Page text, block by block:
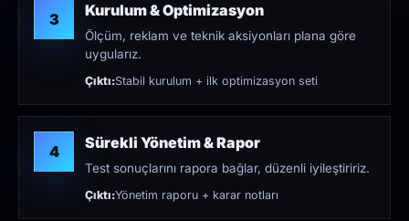
3 Kurulum & Optimizasyon
Ölçüm, reklam ve teknik aksiyonları plana göre
uygularız.
Çıktı:Stabil kurulum + ilk optimizasyon seti
4 Sürekli Yönetim & Rapor
Test sonuçlarını rapora bağlar, düzenli iyileştiririz.
Çıktı:Yönetim raporu + karar notları